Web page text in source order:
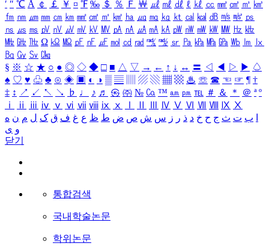
′ ″ ℃ Å ￠ ￡ ￥ ¤ ℉ ‰ ＄ ％ Ｆ ￦ ㎕ ㎖ ㎗ ℓ ㎘ ㏄ ㎣ ㎤ ㎥ ㎦
㎙ ㎚ ㎛ ㎜ ㎝ ㎞ ㎟ ㎠ ㎡ ㎢ ㏊ ㎍ ㎎ ㎏ ㏏ ㎈ ㎉ ㏈ ㎧ ㎨ ㎰
㎱ ㎲ ㎳ ㎴ ㎵ ㎶ ㎷ ㎸ ㎹ ㎀ ㎁ ㎂ ㎃ ㎄ ㎺ ㎻ ㎽ ㎾ ㎿ ㎐ ㎑
㎒ ㎓ ㎔ Ω ㏀ ㏁ ㎊ ㎋ ㎌ ㏖ ㏅ ㎭ ㎮ ㎯ ㏛ ㎩ ㎪ ㎫ ㎬ ㏝ ㏐
㏓
㏃ ㏉ ㏜ ㏆
§ ※ ☆ ★ ○ ● ◎ ◇ ◆ □ ■ △ ▽ → ← ↑ ↓ ↔ 〓 ◁ ◀ ▷ ▶ ♤
♠ ♡ ♥ ♧ ♣ ⊙ ◈ ▣ ◐ ◑ ▒ ▤ ▨ ▧ ▦ ▩ ♨ ☏ ☎ ☜ ☞ ¶ †
‡ ↕ ↗ ↙ ↖ ↘ ♭ ♩ ♪ ♬ ㉿ ㈜ № ㏇ ™ ㏂ ㏘ ℡ ＃ ＆ ＊ ＠ ª º
ⅰ
ⅱ ⅲ ⅳ ⅴ ⅵ ⅶ ⅷ ⅸ ⅹ Ⅳ Ⅴ Ⅵ Ⅶ Ⅷ Ⅸ Ⅹ
ب ت ث ج ح خ د ذ ر ز س ش ص ض ط ظ ع غ ف ق ک ل م ن ه
و ی
닫기
통합검색
국내학술논문
학위논문